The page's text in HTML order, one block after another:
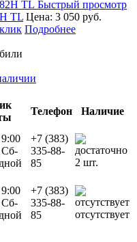
Быстрый просмотр
TL Цена: 3 050 руб.
Подробнее
Телефон
Наличие
Сб-
+7 (383)
335-88-
85
2 шт.
Сб-
+7 (383)
335-88-
85
отсутствует